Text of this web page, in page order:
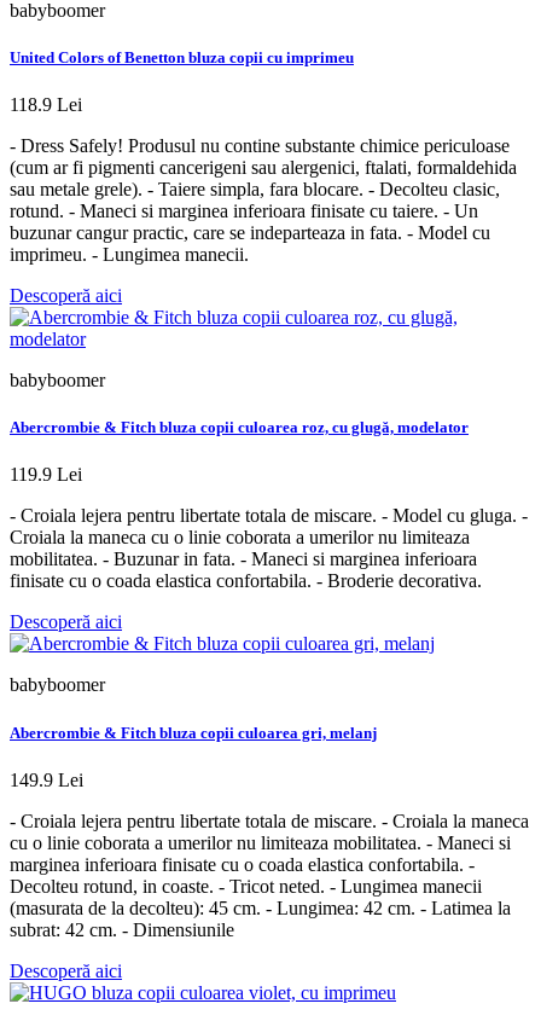
babyboomer
United Colors of Benetton bluza copii cu imprimeu
118.9 Lei
- Dress Safely! Produsul nu contine substante chimice periculoase
(cum ar fi pigmenti cancerigeni sau alergenici, ftalati, formaldehida
sau metale grele). - Taiere simpla, fara blocare. - Decolteu clasic,
rotund. - Maneci si marginea inferioara finisate cu taiere. - Un
buzunar cangur practic, care se indeparteaza in fata. - Model cu
imprimeu. - Lungimea manecii.
Descoperă aici
babyboomer
Abercrombie & Fitch bluza copii culoarea roz, cu glugă, modelator
119.9 Lei
- Croiala lejera pentru libertate totala de miscare. - Model cu gluga. -
Croiala la maneca cu o linie coborata a umerilor nu limiteaza
mobilitatea. - Buzunar in fata. - Maneci si marginea inferioara
finisate cu o coada elastica confortabila. - Broderie decorativa.
Descoperă aici
babyboomer
Abercrombie & Fitch bluza copii culoarea gri, melanj
149.9 Lei
- Croiala lejera pentru libertate totala de miscare. - Croiala la maneca
cu o linie coborata a umerilor nu limiteaza mobilitatea. - Maneci si
marginea inferioara finisate cu o coada elastica confortabila. -
Decolteu rotund, in coaste. - Tricot neted. - Lungimea manecii
(masurata de la decolteu): 45 cm. - Lungimea: 42 cm. - Latimea la
subrat: 42 cm. - Dimensiunile
Descoperă aici